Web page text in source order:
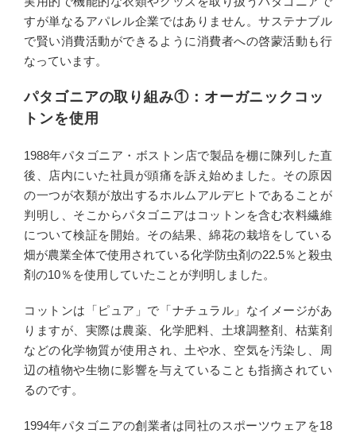
すが単なるアパレル企業ではありません。サステナブル
で賢い消費活動ができるように消費者への啓蒙活動も行
なっています。
パタゴニアの取り組み①：オーガニックコッ
トンを使用
1988年パタゴニア・ボストン店で製品を棚に陳列した直
後、店内にいた社員が頭痛を訴え始めました。その原因
の一つが衣類が放出するホルムアルデヒトであることが
判明し、そこからパタゴニアはコットンを含む衣料繊維
について検証を開始。その結果、綿花の栽培をしている
畑が農業全体で使用されている化学防虫剤の22.5％と殺虫
剤の10％を使用していたことが判明しました。
コットンは「ピュア」で「ナチュラル」なイメージがあ
りますが、実際は農薬、化学肥料、土壌調整剤、枯葉剤
などの化学物質が使用され、土や水、空気を汚染し、周
辺の植物や生物に影響を与えていることも指摘されてい
るのです。
1994年パタゴニアの創業者は同社のスポーツウェアを18